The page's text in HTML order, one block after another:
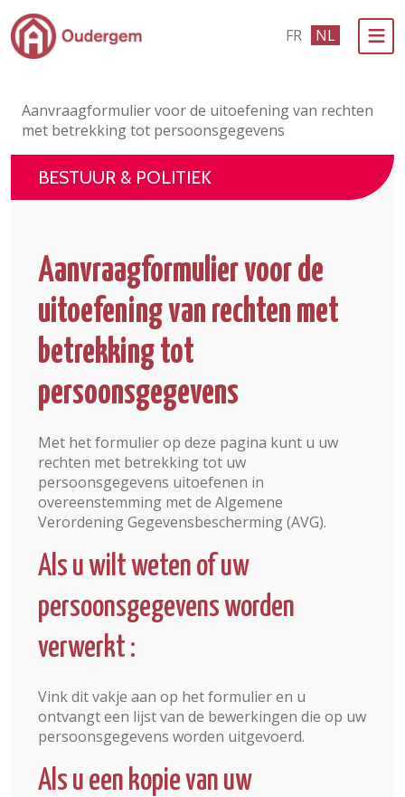
Ga naar de hoofdinhoud FR NL
Evenementen & Verenigingen
eLoket
In 1 klik
Aanvraagformulier voor de uitoefening van rechten
met betrekking tot persoonsgegevens
BESTUUR & POLITIEK
Aanvraagformulier voor de
uitoefening van rechten met
betrekking tot
persoonsgegevens
Met het formulier op deze pagina kunt u uw
rechten met betrekking tot uw
persoonsgegevens uitoefenen in
overeenstemming met de Algemene
Verordening Gegevensbescherming (AVG).
Als u wilt weten of uw
persoonsgegevens worden
verwerkt :
Vink dit vakje aan op het formulier en u
ontvangt een lijst van de bewerkingen die op uw
persoonsgegevens worden uitgevoerd.
Als u een kopie van uw